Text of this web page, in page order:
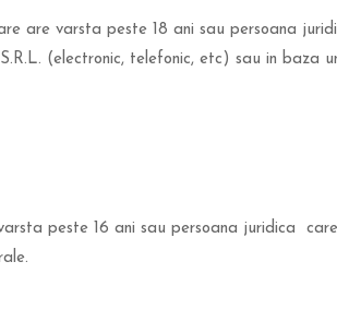
are varsta peste 18 ani sau persoana
(electronic, telefonic, etc) sau in baza
peste 16 ani sau persoana juridica